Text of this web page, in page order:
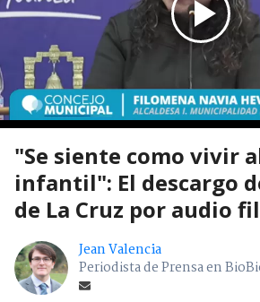
"Se siente como vivir
infantil": El descargo
de La Cruz por audio
Jean Valencia
Periodista de Prensa en